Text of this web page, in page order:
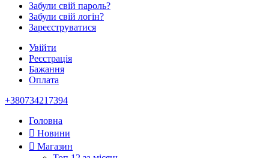
Забули свій пароль?
Забули свій логін?
Зареєструватися
Увійти
Реєстрація
Бажання
Оплата
+380734217394
Головна
Новини
Магазин